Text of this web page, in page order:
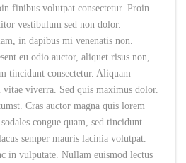
finibus volutpat consectetur. Proin
vestibulum sed non dolor.
in dapibus mi venenatis non.
eu odio auctor, aliquet risus non,
tincidunt consectetur. Aliquam
viverra. Sed quis maximus dolor.
Cras auctor magna quis lorem
congue quam, sed tincidunt
semper mauris lacinia volutpat.
in vulputate. Nullam euismod lectus